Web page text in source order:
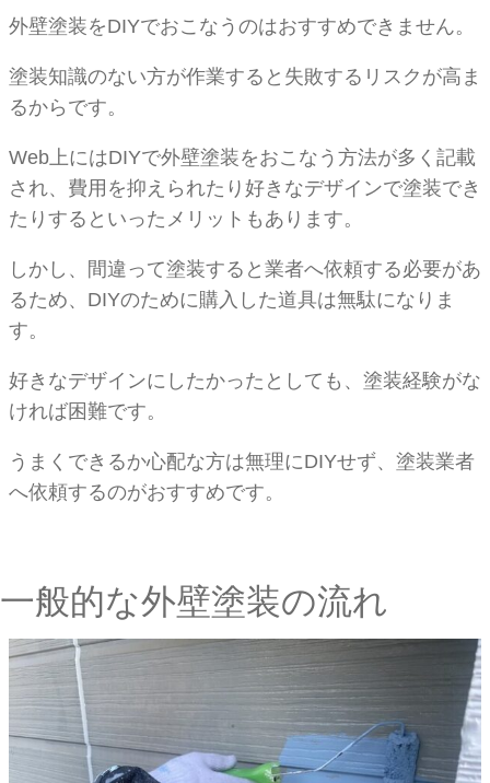
外壁塗装をDIYでおこなうのはおすすめできません。
塗装知識のない方が作業すると失敗するリスクが高ま
るからです。
Web上にはDIYで外壁塗装をおこなう方法が多く記載
され、費用を抑えられたり好きなデザインで塗装でき
たりするといったメリットもあります。
しかし、間違って塗装すると業者へ依頼する必要があ
るため、DIYのために購入した道具は無駄になりま
す。
好きなデザインにしたかったとしても、塗装経験がな
ければ困難です。
うまくできるか心配な方は無理にDIYせず、塗装業者
へ依頼するのがおすすめです。
一般的な外壁塗装の流れ